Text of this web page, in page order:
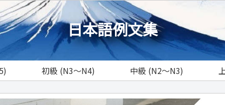
日本語例文集
初級 (N3～N4) 中級 (N2～N3)